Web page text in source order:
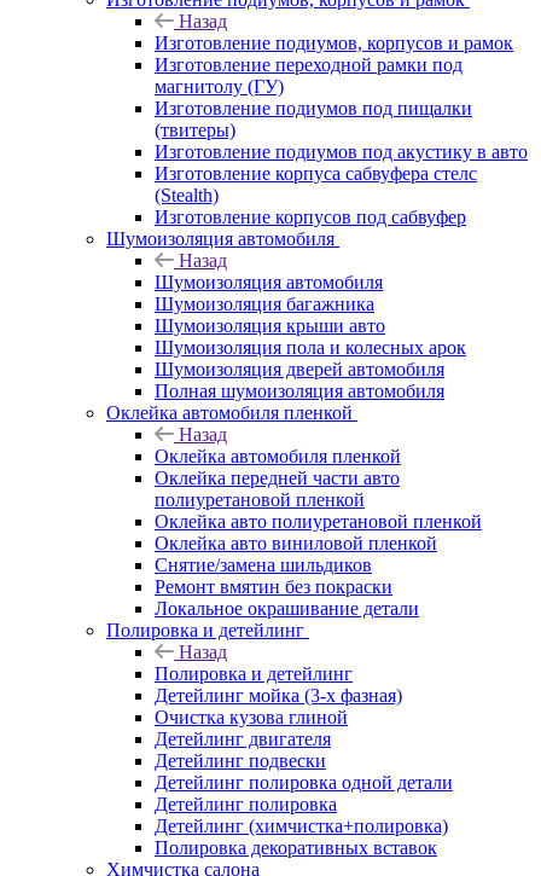
Назад
Изготовление подиумов, корпусов и рамок
Изготовление переходной рамки под
магнитолу (ГУ)
Изготовление подиумов под пищалки
(твитеры)
Изготовление подиумов под акустику в авто
Изготовление корпуса сабвуфера стелс
(Stealth)
Изготовление корпусов под сабвуфер
Шумоизоляция автомобиля
Назад
Шумоизоляция автомобиля
Шумоизоляция багажника
Шумоизоляция крыши авто
Шумоизоляция пола и колесных арок
Шумоизоляция дверей автомобиля
Полная шумоизоляция автомобиля
Оклейка автомобиля пленкой
Назад
Оклейка автомобиля пленкой
Оклейка передней части авто
полиуретановой пленкой
Оклейка авто полиуретановой пленкой
Оклейка авто виниловой пленкой
Снятие/замена шильдиков
Ремонт вмятин без покраски
Локальное окрашивание детали
Полировка и детейлинг
Назад
Полировка и детейлинг
Детейлинг мойка (3-х фазная)
Очистка кузова глиной
Детейлинг двигателя
Детейлинг подвески
Детейлинг полировка одной детали
Детейлинг полировка
Детейлинг (химчистка+полировка)
Полировка декоративных вставок
Химчистка салона